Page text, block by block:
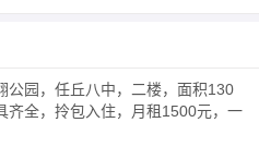
公园，任丘八中，二楼，面积130
齐全，拎包入住，月租1500元，一